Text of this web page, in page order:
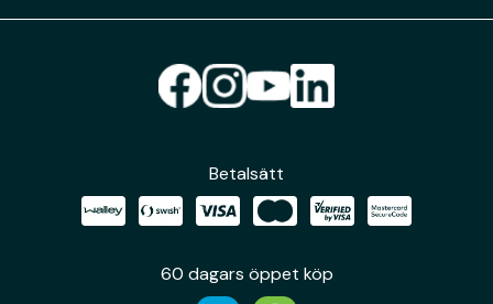
Betalsätt
60 dagars öppet köp